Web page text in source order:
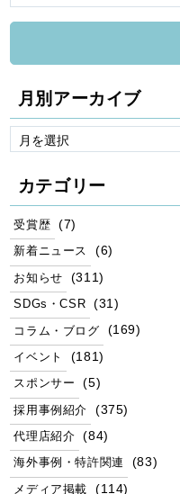
月別アーカイブ
カテゴリー
受賞歴 (7)
新着ニュース (6)
お知らせ (311)
SDGs・CSR (31)
コラム・ブログ (169)
イベント (181)
スポンサー (5)
採用事例紹介 (375)
代理店紹介 (84)
海外事例・特許関連 (83)
メディア掲載 (114)